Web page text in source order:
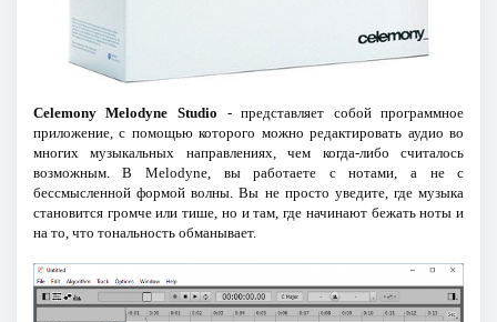
Celemony Melodyne Studio - представляет собой программное
приложение, с помощью которого можно редактировать аудио во
многих музыкальных направлениях, чем когда-либо считалось
возможным. В Melodyne, вы работаете с нотами, а не с
бессмысленной формой волны. Вы не просто уведите, где музыка
становится громче или тише, но и там, где начинают бежать ноты и
на то, что тональность обманывает.